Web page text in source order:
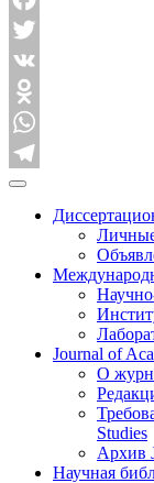
Facebook
Twitter
VK
Odnoklassniki
WhatsApp
Telegram
Личные
Journal of
О
Studies
Архив
Научная